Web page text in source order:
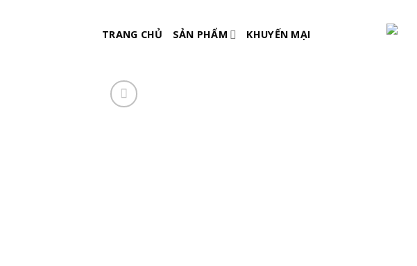
TRANG CHỦ SẢN PHẨM KHUYẾN MẠI